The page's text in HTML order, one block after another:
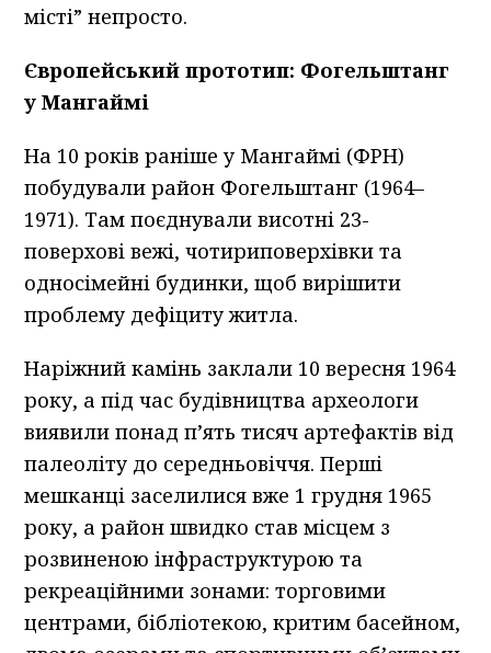
місті” непросто.
Європейський прототип: Фогельштанг
у Мангаймі
На 10 років раніше у Мангаймі (ФРН)
побудували район Фогельштанг (1964–
1971). Там поєднували висотні 23-
поверхові вежі, чотириповерхівки та
односімейні будинки, щоб вирішити
проблему дефіциту житла.
Наріжний камінь заклали 10 вересня 1964
року, а під час будівництва археологи
виявили понад п’ять тисяч артефактів від
палеоліту до середньовіччя. Перші
мешканці заселилися вже 1 грудня 1965
року, а район швидко став місцем з
розвиненою інфраструктурою та
рекреаційними зонами: торговими
центрами, бібліотекою, критим басейном,